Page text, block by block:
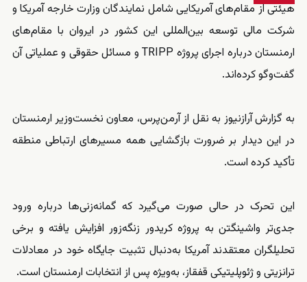
هیئتی از مقام‌های آمریکایی شامل نمایندگان وزارت خارجه آمریکا و
شرکت مالی توسعه بین‌المللی این کشور در ایروان با مقام‌های
ارمنستان درباره اجرای پروژه TRIPP و مسائل حقوقی و عملیاتی آن
گفت‌وگو کرده‌اند.
به گزارش آرازنیوز به نقل از آرمن‌پرس، معاون نخست‌وزیر ارمنستان
در این دیدار بر ضرورت بازگشایی همه مسیرهای ارتباطی منطقه
تأکید کرده است.
این تحرک در حالی صورت می‌گیرد که گمانه‌زنی‌ها درباره ورود
جدی‌تر واشینگتن به پروژه کریدور زنگه‌زور افزایش یافته و برخی
تحلیلگران معتقدند آمریکا به‌دنبال تثبیت جایگاه خود در معادلات
ترانزیتی و ژئوپلیتیکی قفقاز، به‌ویژه پس از انتخابات ارمنستان است.